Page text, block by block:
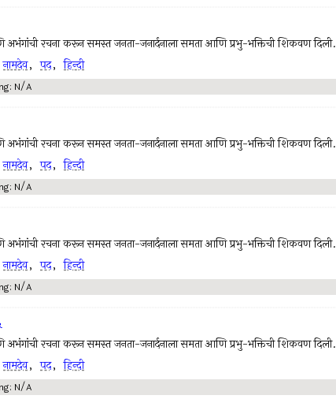
अभंगांची रचना करून समस्त जनता-जनार्दनाला समता आणि प्रभु-भक्तिची शिकवण दिली.
नामदेव, पद, हिन्दी
N/A
अभंगांची रचना करून समस्त जनता-जनार्दनाला समता आणि प्रभु-भक्तिची शिकवण दिली.
नामदेव, पद, हिन्दी
N/A
अभंगांची रचना करून समस्त जनता-जनार्दनाला समता आणि प्रभु-भक्तिची शिकवण दिली.
नामदेव, पद, हिन्दी
N/A
अभंगांची रचना करून समस्त जनता-जनार्दनाला समता आणि प्रभु-भक्तिची शिकवण दिली.
नामदेव, पद, हिन्दी
N/A